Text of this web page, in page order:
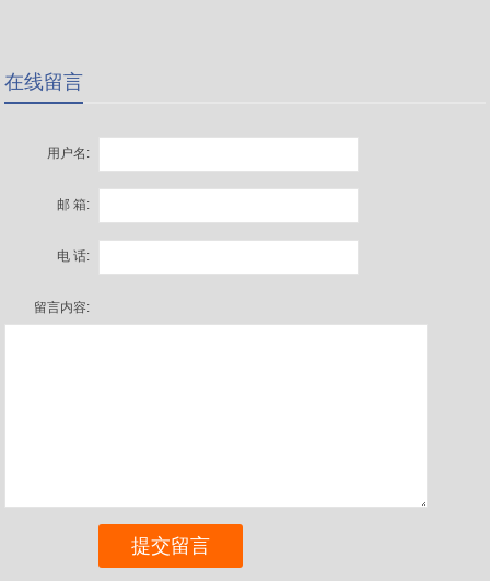
在线留言
用户名:
邮 箱:
电 话:
留言内容: